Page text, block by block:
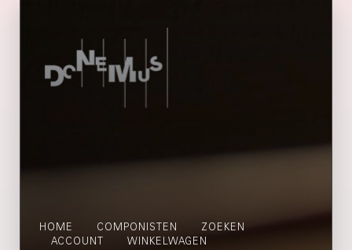
HOME COMPONISTEN
ZOEKEN
ACCOUNT
WINKELWAGEN